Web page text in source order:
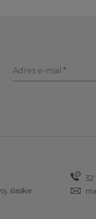
Adres e-mail
ślaskie
32